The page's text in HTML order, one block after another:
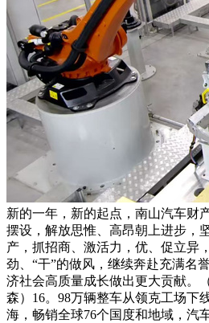
新的一年，新的起点，南山汽车财
摆设，解放思惟、高昂朝上进步，
产，抓招商、激活力，优、促立异
劲、“干”的做风，继续奔赴充满名
济社会高质量成长做出更大贡献。
森）16。98万辆整车从领克工场下
海，畅销全球76个国度和地域，汽